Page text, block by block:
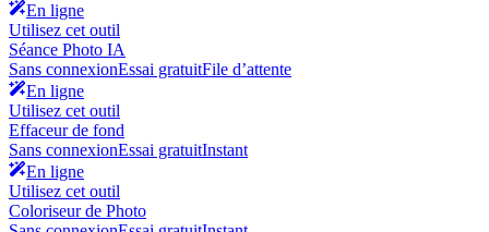
En ligne
Utilisez cet outil
Séance Photo IA
Sans connexionEssai gratuitFile d’attente
En ligne
Utilisez cet outil
Effaceur de fond
Sans connexionEssai gratuitInstant
En ligne
Utilisez cet outil
Coloriseur de Photo